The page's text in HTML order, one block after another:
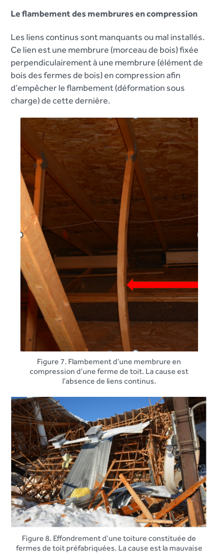
Le flambement des membrures en compression
Les liens continus sont manquants ou mal installés.
Ce lien est une membrure (morceau de bois) fixée
perpendiculairement à une membrure (élément de
bois des fermes de bois) en compression afin
d’empêcher le flambement (déformation sous
charge) de cette dernière.
Figure 7. Flambement d’une membrure en
compression d’une ferme de toit. La cause est
l’absence de liens continus.
Figure 8. Effondrement d’une toiture constituée de
fermes de toit préfabriquées. La cause est la mauvaise